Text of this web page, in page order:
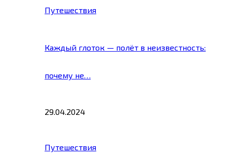
Путешествия
Каждый глоток — полёт в неизвестность:
почему не…
29.04.2024
Путешествия